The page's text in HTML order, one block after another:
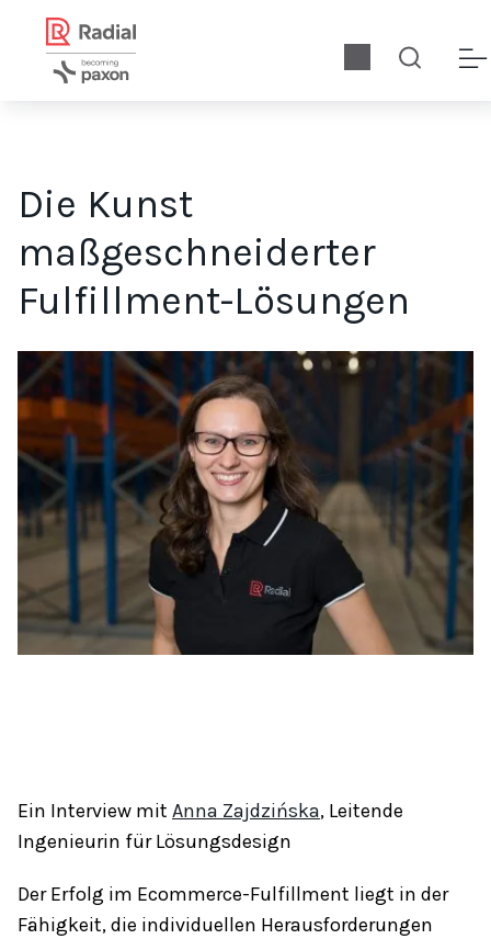
Die Kunst
maßgeschneiderter
Fulfillment-Lösungen
Von der Entwicklung innovativer Automatisierungslösungen
Ein Interview mit Anna Zajdzińska, Leitende
Ingenieurin für Lösungsdesign
Der Erfolg im Ecommerce-Fulfillment liegt in der
Fähigkeit, die individuellen Herausforderungen